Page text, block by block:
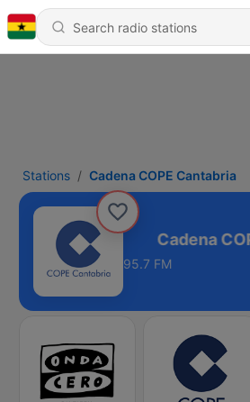
Stations Cadena COPE Cantabria
Cantabria
95.7 FM